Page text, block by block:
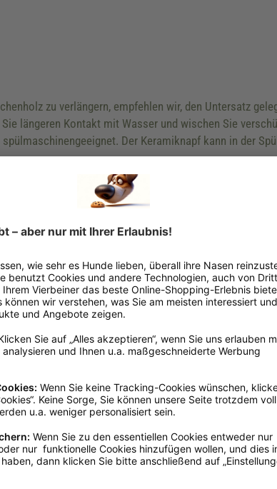
zu verlängern, empfehlen wir, den Untersatz
längeren Kontakt mit Wasser und wischen Sie
Der Keramiknapf kann in der
Sie Ihr Haustier stets bei der Nutzung des Produkts, um
zum Transport, Betten zum Ausruhen, Spielzeug
zu vermeiden. Kontrollieren Sie regelmäßig auf
können allergisch oder empfindlich auf bestimmte Materialien
die Hygiene zu gewährleisten und die Ansammlung von
Achten Sie darauf, dass Produkte wie Halsbänder
verwendbar sind. Wählen Sie Produkte basierend auf der
Futterstationen
zum Fressen und Trinken konzipiert.
der Napf für die Größe Ihres Haustieres geeignet ist, um
die eine Gefahr für das Tier darstellen können, wenn sie sich
Holz und Keramik. Eine detaillierte Materialliste finden
ist.
1.